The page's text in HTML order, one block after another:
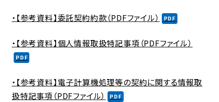
・【参考資料】委託契約約款（PDFファイル）
・【参考資料】個人情報取扱特記事項（PDFファイル）
・【参考資料】電子計算機処理等の契約に関する情報取
扱特記事項（PDFファイル）